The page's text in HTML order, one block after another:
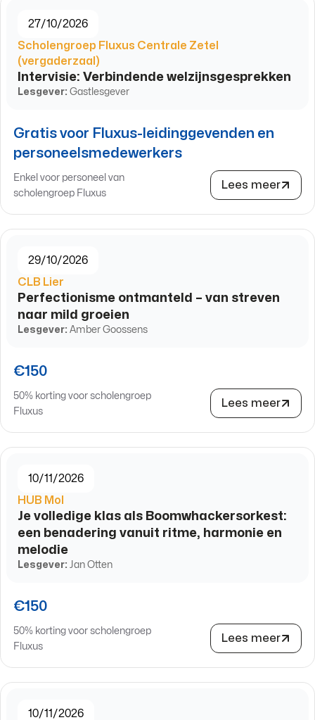
27/10/2026
Scholengroep Fluxus Centrale Zetel
(vergaderzaal)
Intervisie: Verbindende welzijnsgesprekken
Lesgever: Gastlesgever
Gratis voor Fluxus-leidinggevenden en
personeelsmedewerkers
Enkel voor personeel van
scholengroep Fluxus
Lees meer
29/10/2026
CLB Lier
Perfectionisme ontmanteld – van streven
naar mild groeien
Lesgever: Amber Goossens
€150
50% korting voor scholengroep
Fluxus
Lees meer
10/11/2026
HUB Mol
Je volledige klas als Boomwhackersorkest:
een benadering vanuit ritme, harmonie en
melodie
Lesgever: Jan Otten
€150
50% korting voor scholengroep
Fluxus
Lees meer
10/11/2026